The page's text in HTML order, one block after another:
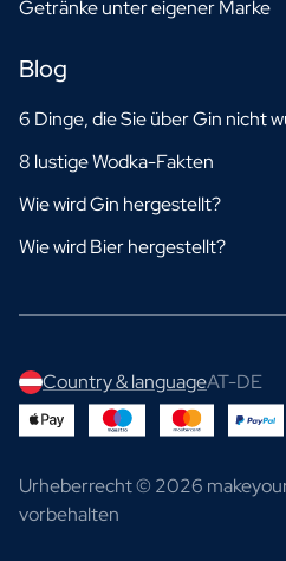
Getränke unter eigener Marke
Blog
6 Dinge, die Sie über Gin nicht
8 lustige Wodka-Fakten
Wie wird Gin hergestellt?
Wie wird Bier hergestellt?
Country & languageAT-DE
Urheberrecht © 2026
vorbehalten